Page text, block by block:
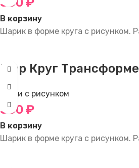
В корзину
Шарик в форме круга с рисунком.
Шар Круг
Круги с рисунком
350 ₽
В корзину
Шарик в форме круга с рисунком.